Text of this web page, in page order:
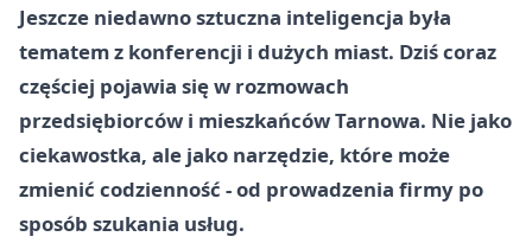
Jeszcze niedawno sztuczna inteligencja była
tematem z konferencji i dużych miast. Dziś coraz
częściej pojawia się w rozmowach
przedsiębiorców i mieszkańców Tarnowa. Nie jako
ciekawostka, ale jako narzędzie, które może
zmienić codzienność - od prowadzenia firmy po
sposób szukania usług.